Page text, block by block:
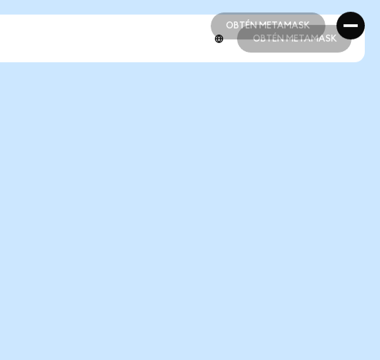
OBTÉN METAMASK
OBTÉN METAMASK
OBTÉN METAMASK